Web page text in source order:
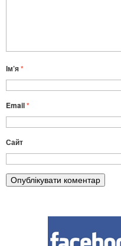
Ім’я*
Email*
Сайт